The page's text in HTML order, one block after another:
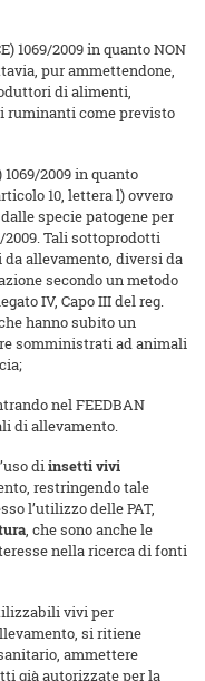
1069/2009 in quanto NON
pur ammettendone,
di alimenti,
ruminanti come previsto
1069/2009 in quanto
10, lettera l) ovvero
specie patogene per
2009. Tali sottoprodotti
allevamento, diversi da
secondo un metodo
IV, Capo III del reg.
hanno subito un
somministrati ad animali
nel FEEDBAN
di allevamento.
diinsetti vivi
restringendo tale
l’utilizzo delle PAT,
, che sono anche le
nella ricerca di fonti
vivi per
si ritiene
ammettere
già autorizzate per la